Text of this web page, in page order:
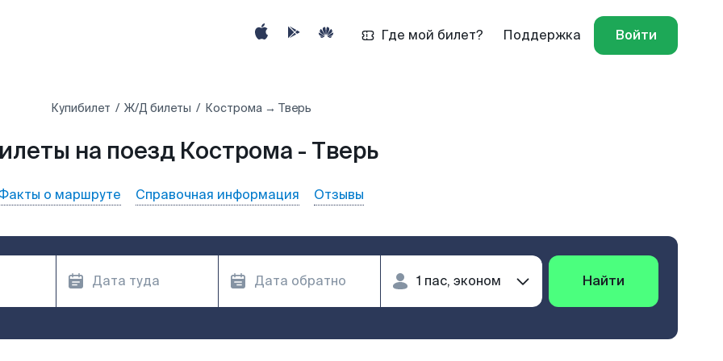
Где мой билет? Поддержка Войти
Купибилет Ж/Д билеты Кострома → Тверь
на поезд Кострома - Тверь
о маршруте Справочная информация Отзывы
Найти